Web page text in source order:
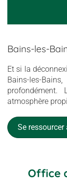
Bains-les-
Et si la
Bains-les-
atmosphère
Se
Office